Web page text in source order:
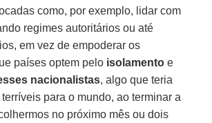
como, por exemplo, lidar com
regimes autoritários ou até
em vez de empoderar os
países optem pelo isolamento e
nacionalistas, algo que teria
para o mundo, ao terminar a
no próximo mês ou dois